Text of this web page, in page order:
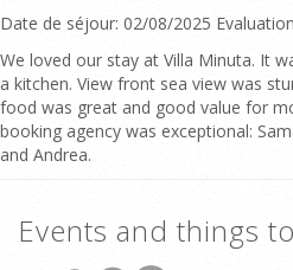
Date de séjour: 02/08/2025
We loved our stay at Villa Minuta. It
a kitchen. View front sea view was
food was great and good value for
booking agency was exceptional:
and Andrea.
Events and things